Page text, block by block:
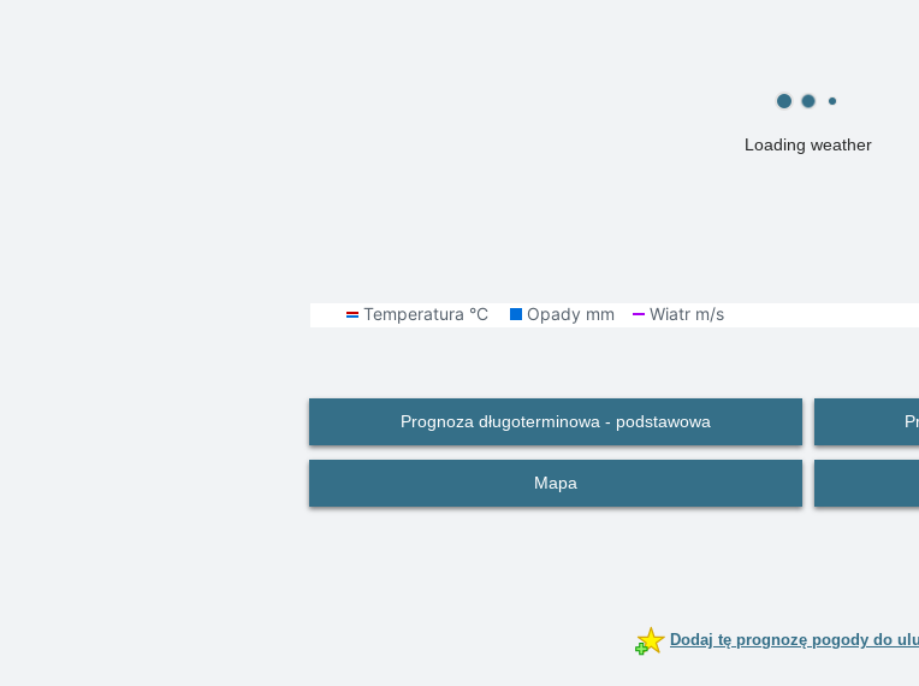
Loading weather
Prognoza długoterminowa - podstawowa
Mapa
Dodaj tę prognozę pogody do